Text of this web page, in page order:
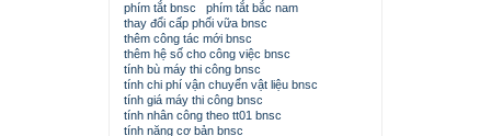
phím tắt bnsc
phím tắt bắc nam
thay đổi cấp phối vữa bnsc
thêm công tác mới bnsc
thêm hệ số cho công việc bnsc
tính bù máy thi công bnsc
tính chi phí vận chuyển vật liệu bnsc
tính giá máy thi công bnsc
tính nhân công theo tt01 bnsc
tính năng cơ bản bnsc